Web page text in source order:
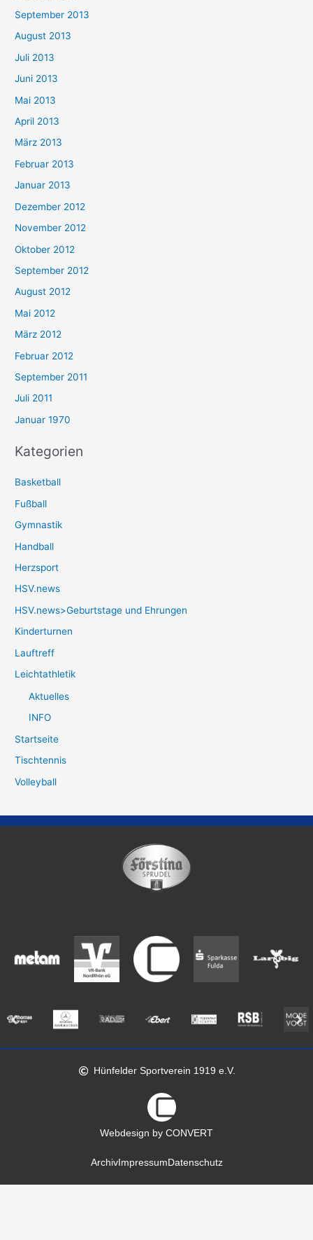
September 2013
August 2013
Juli 2013
Juni 2013
Mai 2013
April 2013
März 2013
Februar 2013
Januar 2013
Dezember 2012
November 2012
Oktober 2012
September 2012
August 2012
Mai 2012
März 2012
Februar 2012
September 2011
Juli 2011
Januar 1970
Kategorien
Basketball
Fußball
Gymnastik
Handball
Herzsport
HSV.news
HSV.news>Geburtstage und Ehrungen
Kinderturnen
Lauftreff
Leichtathletik
Aktuelles
INFO
Startseite
Tischtennis
Volleyball
Hünfelder Sportverein 1919 e.V.
Webdesign by CONVERT
ArchivImpressum Datenschutz